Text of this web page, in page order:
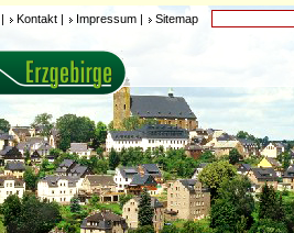
| Kontakt | Impressum | Sitemap